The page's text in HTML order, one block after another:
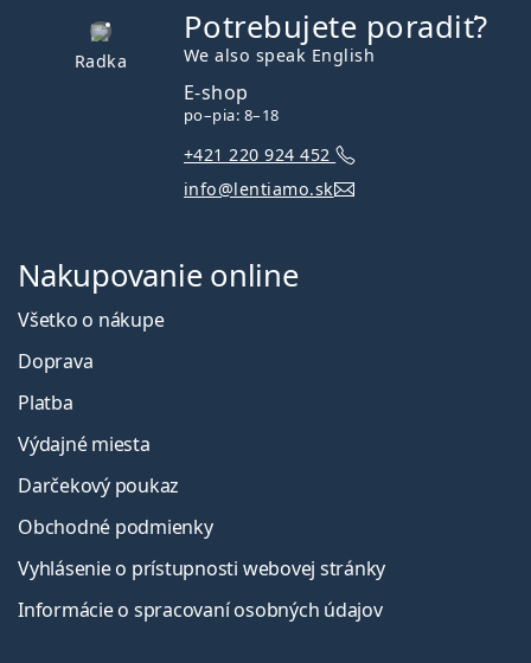
Radka
Potrebujete poradiť?
We also speak English
E-shop
po–pia: 8–18
+421 220 924 452
info@lentiamo.sk
Nakupovanie online
Všetko o nákupe
Doprava
Platba
Výdajné miesta
Darčekový poukaz
Obchodné podmienky
Vyhlásenie o prístupnosti webovej stránky
Informácie o spracovaní osobných údajov